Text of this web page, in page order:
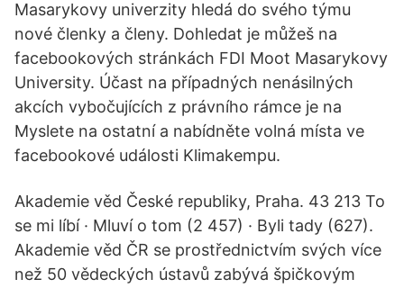
Masarykovy univerzity hledá do svého týmu
nové členky a členy. Dohledat je můžeš na
facebookových stránkách FDI Moot Masarykovy
University. Účast na případných nenásilných
akcích vybočujících z právního rámce je na
Myslete na ostatní a nabídněte volná místa ve
facebookové události Klimakempu.
Akademie věd České republiky, Praha. 43 213 To
se mi líbí · Mluví o tom (2 457) · Byli tady (627).
Akademie věd ČR se prostřednictvím svých více
než 50 vědeckých ústavů zabývá špičkovým